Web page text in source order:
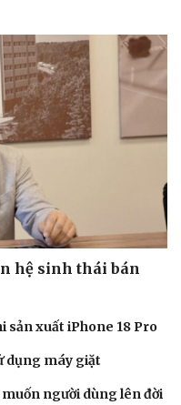
hệ sinh thái bán
sản xuất iPhone 18 Pro
dụng máy giặt
người dùng lên đời